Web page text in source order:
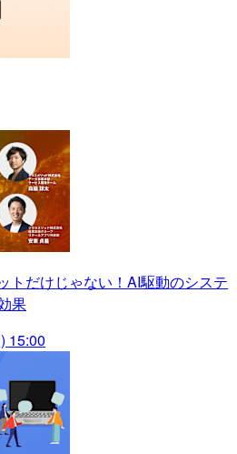
トだけじゃない！AI駆動のシステ
果
15:00